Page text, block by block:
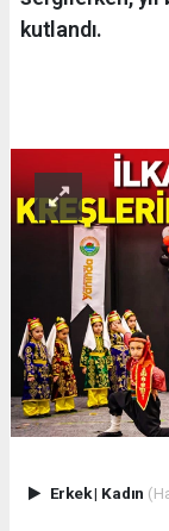
kutlandı.
Erkek| Kadın